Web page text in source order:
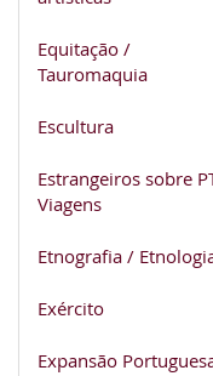
Equitação /
Tauromaquia
Escultura
Estrangeiros sobre
Viagens
Etnografia /
Exército
Expansão